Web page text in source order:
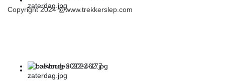
Copyright 2024 @www.trekkerslep.com